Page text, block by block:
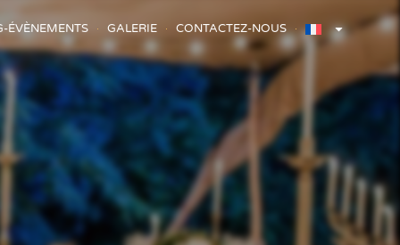
ÉVÈNEMENTS GALERIE CONTACTEZ-NOUS